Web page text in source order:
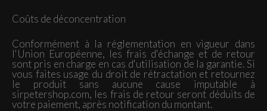
Coûts de déconcentration
Conformément à la réglementation en vigueur dans
l'Union Européenne, les frais d'échange et de retour
sont pris en charge en cas d'utilisation de la garantie. Si
vous faites usage du droit de rétractation et retournez
le produit sans aucune cause imputable à
sirpetershop.com, les frais de retour seront déduits de
votre paiement, après notification du montant.